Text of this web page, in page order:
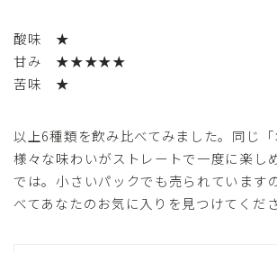
酸味 ★
甘み ★★★★★
苦味 ★
以上6種類を飲み比べてみました。同じ
様々な味わいがストレートで一度に楽し
では。小さいパックでも売られています
べてあなたのお気に入りを見つけてくださ